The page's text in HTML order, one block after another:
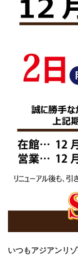
いつもアジアンリ